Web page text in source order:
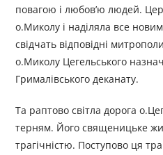
повагою і любов’ю людей.
о.Миколу і наділяла все
свідчать відповідні
о.Миколу Цегельського
Грималівського деканату.
Та раптово світла дорога
терням. Його священицьке
трагічністю. Поступово ця